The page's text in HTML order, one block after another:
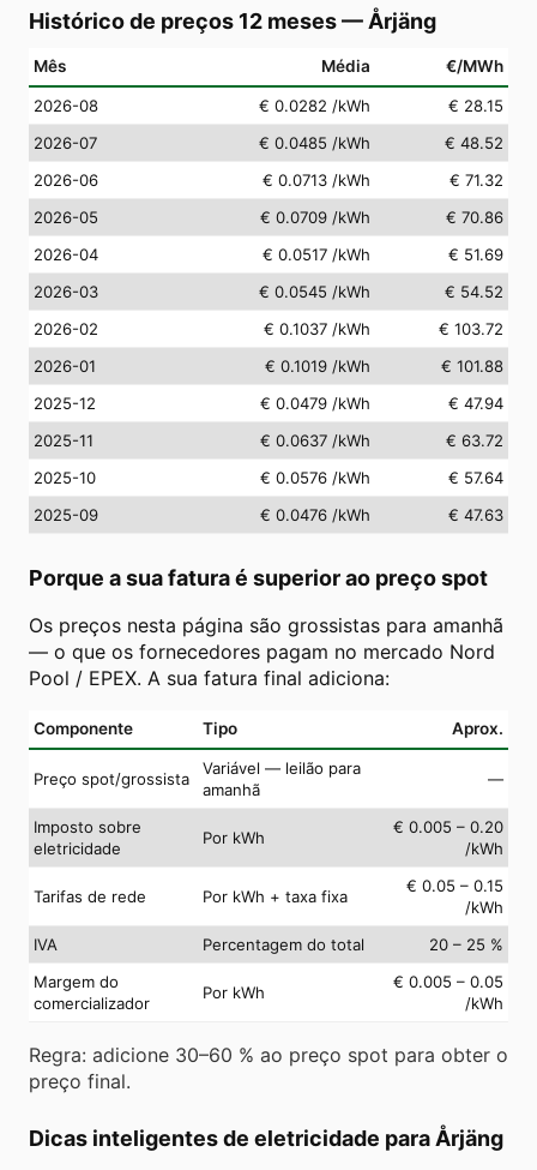
Histórico de preços 12 meses— Årjäng
Mês Média €/MWh
2026-08 € 0.0282 /kWh
€ 28.15
2026-07
€ 0.0485 /kWh
€ 48.52
2026-06
€ 0.0713 /kWh
€ 71.32
2026-05
€ 0.0709 /kWh
€ 70.86
2026-04
€ 0.0517 /kWh
€ 51.69
2026-03
€ 0.0545 /kWh
€ 54.52
2026-02
€ 0.1037 /kWh
€ 103.72
2026-01
€ 0.1019 /kWh
€ 101.88
2025-12
€ 0.0479 /kWh
€ 47.94
2025-11
€ 0.0637 /kWh
€ 63.72
2025-10
€ 0.0576 /kWh
€ 57.64
2025-09
€ 0.0476 /kWh € 47.63
Porque a sua fatura é superior ao preço spot
Os preços nesta página são grossistas para amanhã
— o que os fornecedores pagam no mercado Nord
Pool / EPEX. A sua fatura final adiciona:
Componente Tipo Aprox.
Preço spot/grossista
Variável — leilão para
amanhã
—
Imposto sobre
eletricidade
Por kWh
€ 0.005 – 0.20
/kWh
Tarifas de rede Por kWh + taxa fixa
€ 0.05 – 0.15
/kWh
IVA
Percentagem do total
20 – 25 %
Margem do
comercializador
Por kWh
€ 0.005 – 0.05
/kWh
Regra: adicione 30–60 % ao preço spot para obter o
preço final.
Dicas inteligentes de eletricidade para Årjäng